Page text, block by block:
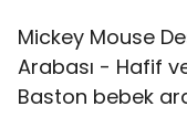
Mickey Mouse
Arabası - Hafif
Baston bebek